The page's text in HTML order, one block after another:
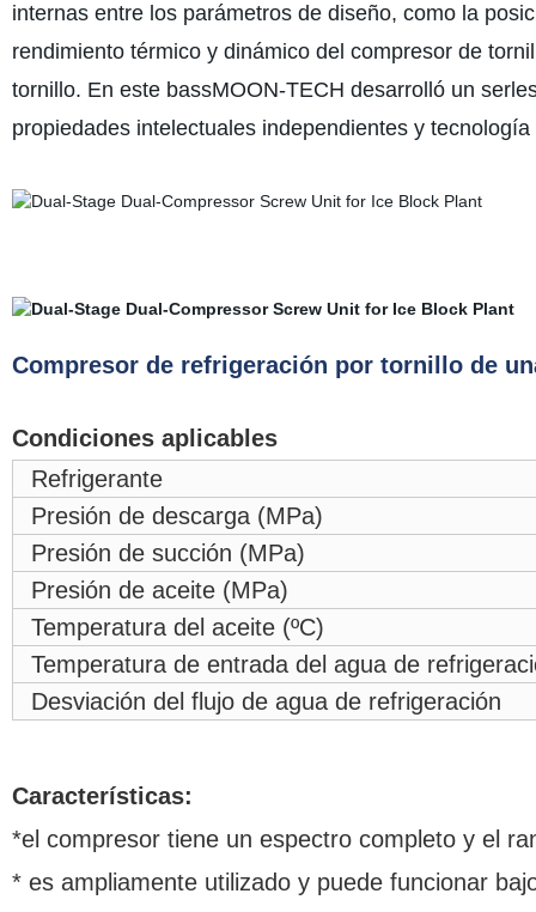
internas entre los parámetros de diseño, como la
rendimiento térmico y dinámico del compresor de
tornillo. En este bassMOON-TECH desarrolló un
propiedades intelectuales independientes y tecnología
Compresor de refrigeración por tornillo de
Condiciones aplicables
Refrigerante
Presión de descarga (MPa)
Presión de succión (MPa)
Presión de aceite (MPa)
Temperatura del aceite (ºC)
Temperatura de entrada del agua de
Desviación del flujo de agua de refrigeración
Características:
*el compresor tiene un espectro completo y el
*es ampliamente utilizado y puede funcionar